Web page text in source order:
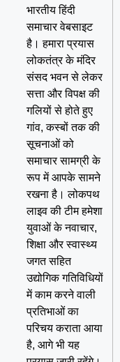
भारतीय हिंदी
समाचार वेबसाइट
है। हमारा प्रयास
लोकतंत्र के मंदिर
संसद भवन से लेकर
सत्ता और विपक्ष की
गलियों से होते हुए
गांव, कस्बों तक की
सूचनाओं को
समाचार सामग्री के
रूप में आपके सामने
रखना है। लोकपथ
लाइव की टीम हमेशा
युवाओं के नवाचार,
शिक्षा और स्वास्थ्य
जगत सहित
उद्योगिक गतिविधियों
में काम करने वाली
प्रतिभाओं का
परिचय कराता आया
है, आगे भी यह